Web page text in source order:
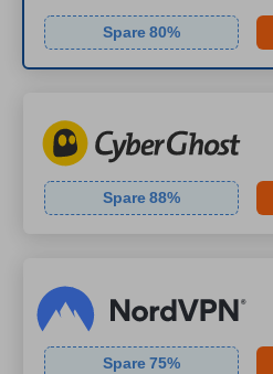
Spare80%
Spare88%
Spare75%